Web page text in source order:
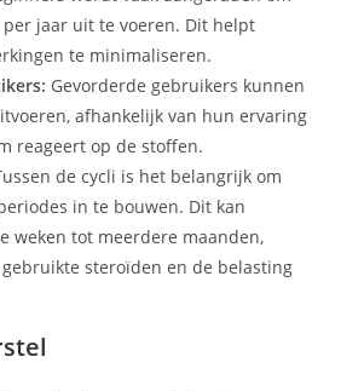
per jaar uit te voeren. Dit helpt
te minimaliseren.
Gevorderde gebruikers kunnen
afhankelijk van hun ervaring
reageert op de stoffen.
de cycli is het belangrijk om
in te bouwen. Dit kan
weken tot meerdere maanden,
steroïden en de belasting